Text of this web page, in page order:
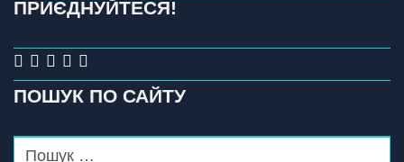
ПРИЄДНУЙТЕСЯ!
ПОШУК ПО САЙТУ